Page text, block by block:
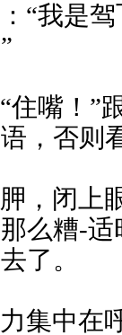
“我是
嘴！”
，否则
，闭上
么糟-
了。
集中在